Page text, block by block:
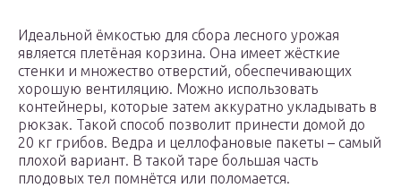
Идеальной ёмкостью для сбора лесного урожая
является плетёная корзина. Она имеет жёсткие
стенки и множество отверстий, обеспечивающих
хорошую вентиляцию. Можно использовать
контейнеры, которые затем аккуратно укладывать в
рюкзак. Такой способ позволит принести домой до
20 кг грибов. Ведра и целлофановые пакеты – самый
плохой вариант. В такой таре большая часть
плодовых тел помнётся или поломается.